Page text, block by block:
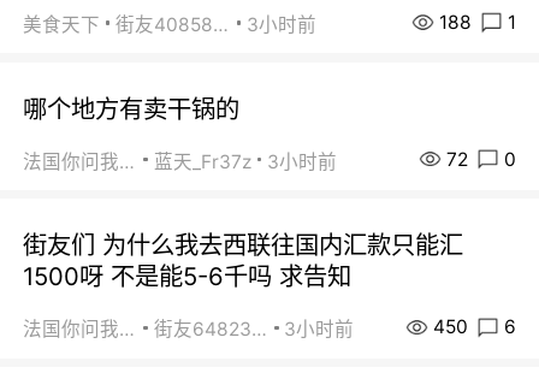
美食天下 街友40858442 3小时前 188 1
哪个地方有卖干锅的
法国你问我答 蓝天_Fr37z 3小时前 72 0
街友们 为什么我去西联往国内汇款只能汇
1500呀 不是能5-6千吗 求告知
法国你问我答 街友64823891 3小时前 450 6